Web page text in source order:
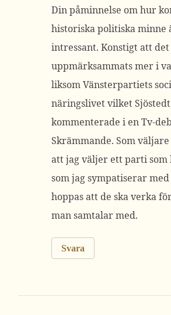
Din påminnelse om hur
historiska politiska minne
intressant. Konstigt att
uppmärksammats mer i
liksom Vänsterpartiets
näringslivet vilket
kommenterade i en Tv-
Skrämmande. Som
att jag väljer ett parti
som jag sympatiserar
hoppas att de ska verka
man samtalar med.
Svara